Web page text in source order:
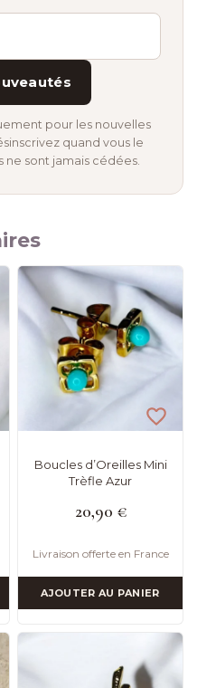
pour les nouvelles
quand vous le
ne sont jamais cédées.
Boucles d’Oreilles Mini
Trèfle Azur
20,90 €
Livraison offerte en France
AJOUTER AU PANIER